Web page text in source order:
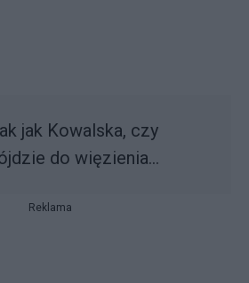
jak Kowalska, czy
do więzienia...
Reklama